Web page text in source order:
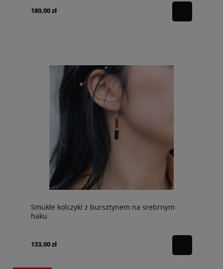
180,00 zł
Smukłe kolczyki z bursztynem na srebrnym
haku
133,00 zł